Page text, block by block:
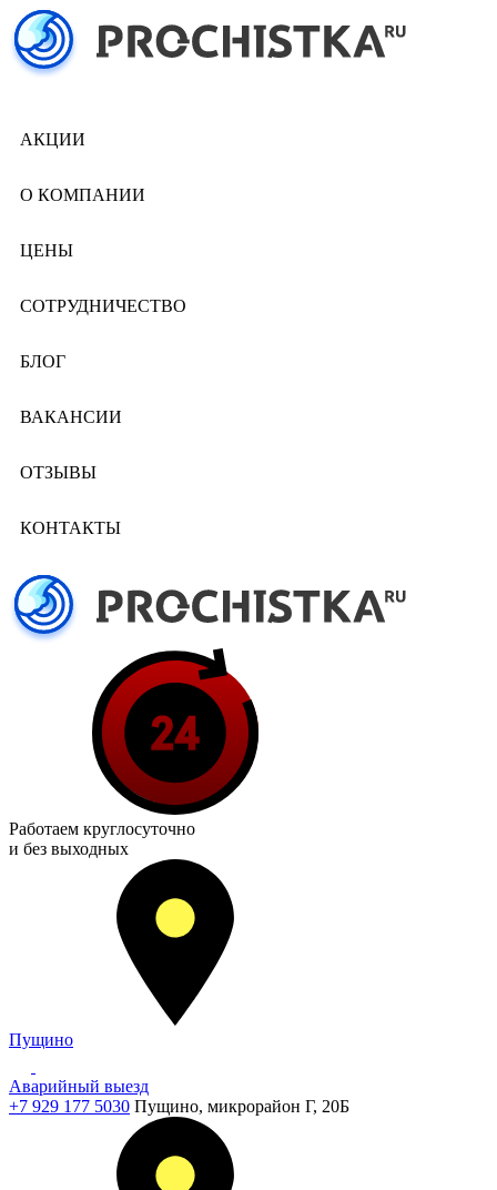
АКЦИИ
О КОМПАНИИ
ЦЕНЫ
СОТРУДНИЧЕСТВО
БЛОГ
ВАКАНСИИ
ОТЗЫВЫ
КОНТАКТЫ
Работаем круглосуточно
и без выходных
Пущино
Аварийный выезд
+7 929 177 5030 Пущино, микрорайон Г, 20Б